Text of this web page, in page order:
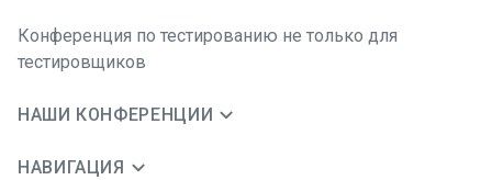
Конференция по тестированию не только для
тестировщиков
НАШИ КОНФЕРЕНЦИИ
НАВИГАЦИЯ